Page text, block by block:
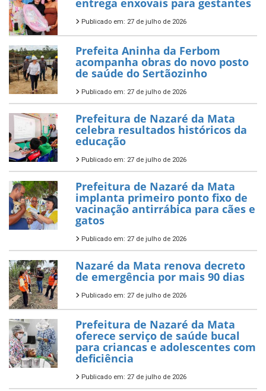
entrega enxovais para gestantes
Publicado em: 27 de julho de 2026
Prefeita Aninha da Ferbom
acompanha obras do novo posto
de saúde do Sertãozinho
Publicado em: 27 de julho de 2026
Prefeitura de Nazaré da Mata
celebra resultados históricos da
educação
Publicado em: 27 de julho de 2026
Prefeitura de Nazaré da Mata
implanta primeiro ponto fixo de
vacinação antirrábica para cães e
gatos
Publicado em: 27 de julho de 2026
Nazaré da Mata renova decreto
de emergência por mais 90 dias
Publicado em: 27 de julho de 2026
Prefeitura de Nazaré da Mata
oferece serviço de saúde bucal
para criancas e adolescentes com
deficiência
Publicado em: 27 de julho de 2026